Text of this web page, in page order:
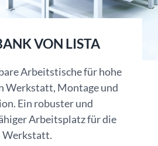
VON LISTA
Arbeitstische für hohe
Werkstatt, Montage und
Ein robuster und
Arbeitsplatz für die
Werkstatt.